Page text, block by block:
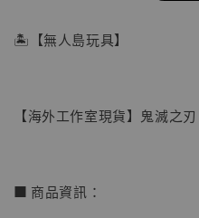
🏝【無人島玩具】
【海外工作室現貨】鬼滅之
■ 商品資訊：